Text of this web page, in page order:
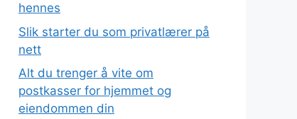
hennes
Slik starter du som privatlærer på
nett
Alt du trenger å vite om
postkasser for hjemmet og
eiendommen din